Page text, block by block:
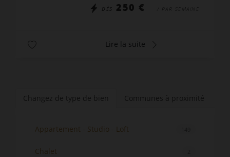
DÈS 250 € / PAR SEMAINE
Lire la suite
Changez de type de bien Communes à proximité
Appartement - Studio - Loft
Chalet